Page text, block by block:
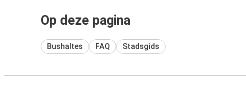
Op deze pagina
Bushaltes FAQ Stadsgids